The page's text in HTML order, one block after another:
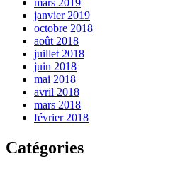
mars 2019
janvier 2019
octobre 2018
août 2018
juillet 2018
juin 2018
mai 2018
avril 2018
mars 2018
février 2018
Catégories